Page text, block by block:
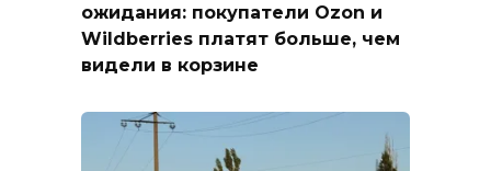
ожидания: покупатели Ozon и
Wildberries платят больше, чем
видели в корзине